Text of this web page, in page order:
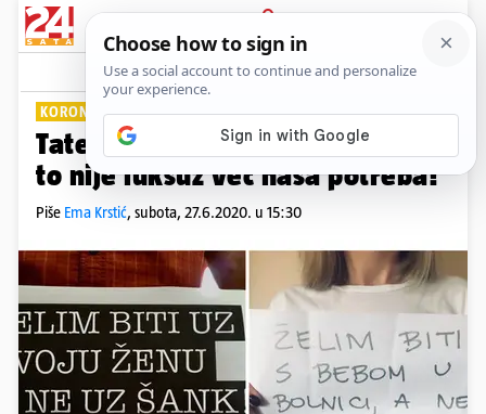
PRIJAVA
Lifestyle Komentari
KORONA ZADALA JOŠ MUKA
Tate apeliraju: Želimo na porod,
to nije luksuz već naša potreba!
Piše Ema Krstić, subota, 27.6.2020. u 15:30